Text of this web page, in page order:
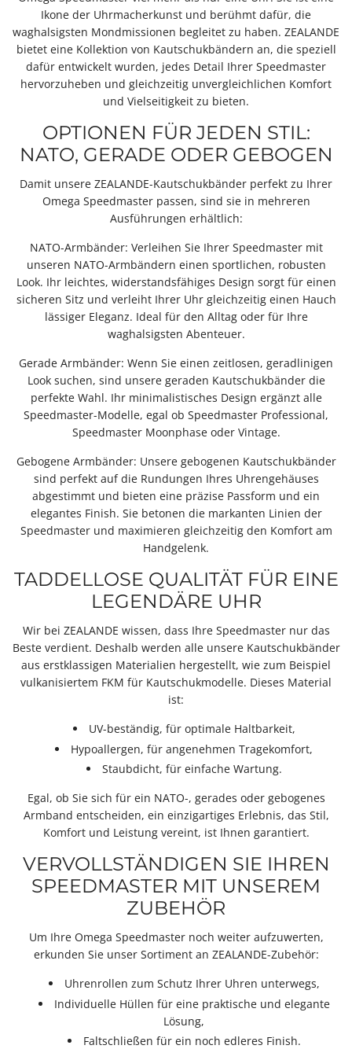
Ikone der Uhrmacherkunst und berühmt dafür, die
waghalsigsten Mondmissionen begleitet zu haben. ZEALANDE
bietet eine Kollektion von Kautschukbändern an, die speziell
dafür entwickelt wurden, jedes Detail Ihrer Speedmaster
hervorzuheben und gleichzeitig unvergleichlichen Komfort
und Vielseitigkeit zu bieten.
OPTIONEN FÜR JEDEN STIL:
NATO, GERADE ODER GEBOGEN
Damit unsere ZEALANDE-Kautschukbänder perfekt zu Ihrer
Omega Speedmaster passen, sind sie in mehreren
Ausführungen erhältlich:
NATO-Armbänder: Verleihen Sie Ihrer Speedmaster mit
unseren NATO-Armbändern einen sportlichen, robusten
Look. Ihr leichtes, widerstandsfähiges Design sorgt für einen
sicheren Sitz und verleiht Ihrer Uhr gleichzeitig einen Hauch
lässiger Eleganz. Ideal für den Alltag oder für Ihre
waghalsigsten Abenteuer.
Gerade Armbänder: Wenn Sie einen zeitlosen, geradlinigen
Look suchen, sind unsere geraden Kautschukbänder die
perfekte Wahl. Ihr minimalistisches Design ergänzt alle
Speedmaster-Modelle, egal ob Speedmaster Professional,
Speedmaster Moonphase oder Vintage.
Gebogene Armbänder: Unsere gebogenen Kautschukbänder
sind perfekt auf die Rundungen Ihres Uhrengehäuses
abgestimmt und bieten eine präzise Passform und ein
elegantes Finish. Sie betonen die markanten Linien der
Speedmaster und maximieren gleichzeitig den Komfort am
Handgelenk.
TADDELLOSE QUALITÄT FÜR EINE
LEGENDÄRE UHR
Wir bei ZEALANDE wissen, dass Ihre Speedmaster nur das
Beste verdient. Deshalb werden alle unsere Kautschukbänder
aus erstklassigen Materialien hergestellt, wie zum Beispiel
vulkanisiertem FKM für Kautschukmodelle. Dieses Material
ist:
UV-beständig, für optimale Haltbarkeit,
Hypoallergen, für angenehmen Tragekomfort,
Staubdicht, für einfache Wartung.
Egal, ob Sie sich für ein NATO-, gerades oder gebogenes
Armband entscheiden, ein einzigartiges Erlebnis, das Stil,
Komfort und Leistung vereint, ist Ihnen garantiert.
VERVOLLSTÄNDIGEN SIE IHREN
SPEEDMASTER MIT UNSEREM
ZUBEHÖR
Um Ihre Omega Speedmaster noch weiter aufzuwerten,
erkunden Sie unser Sortiment an ZEALANDE-Zubehör:
Uhrenrollen zum Schutz Ihrer Uhren unterwegs,
Individuelle Hüllen für eine praktische und elegante
Lösung,
Faltschließen für ein noch edleres Finish.